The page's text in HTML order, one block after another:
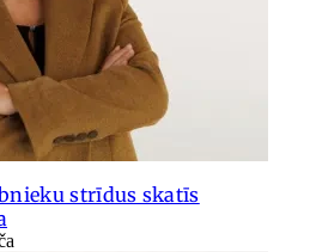
strīdus skatīs